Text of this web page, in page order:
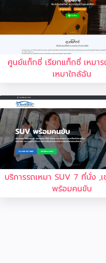
ศูนย์แท็กซี่ เรียกแท็กซี่ เหมา
เหมาใกล้ฉัน
บริการรถเหมา SUV 7 ที่นั่ง ,เ
พร้อมคนขับ